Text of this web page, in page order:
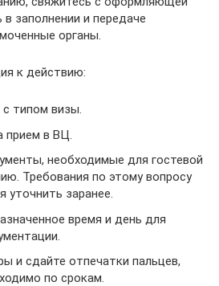
заполнении и передаче
органы.
к действию:
типом визы.
прием в ВЦ.
необходимые для гостевой
Требования по этому вопросу
уточнить заранее.
время и день для
и сдайте отпечатки пальцев,
по срокам.